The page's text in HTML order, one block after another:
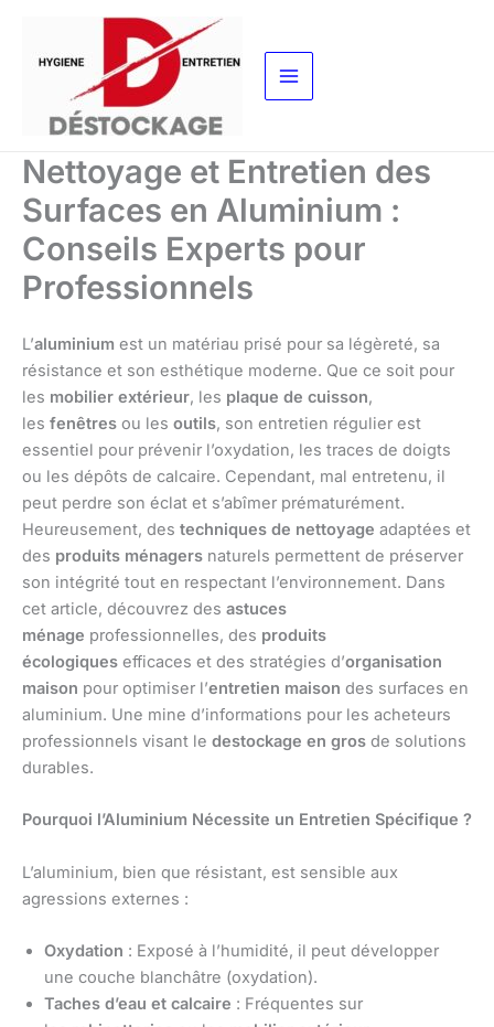
contenu
Nettoyage et Entretien des
Surfaces en Aluminium :
Conseils Experts pour
Professionnels
L’aluminium est un matériau prisé pour sa légèreté, sa
résistance et son esthétique moderne. Que ce soit pour
les mobilier extérieur, les plaque de cuisson,
les fenêtres ou les outils, son entretien régulier est
essentiel pour prévenir l’oxydation, les traces de doigts
ou les dépôts de calcaire. Cependant, mal entretenu, il
peut perdre son éclat et s’abîmer prématurément.
Heureusement, des techniques de nettoyage adaptées et
des produits ménagers naturels permettent de préserver
son intégrité tout en respectant l’environnement. Dans
cet article, découvrez des astuces
ménage professionnelles, des produits
écologiques efficaces et des stratégies d’organisation
maison pour optimiser l’entretien maison des surfaces en
aluminium. Une mine d’informations pour les acheteurs
professionnels visant le destockage en gros de solutions
durables.
Pourquoi l’Aluminium Nécessite un Entretien Spécifique ?
L’aluminium, bien que résistant, est sensible aux
agressions externes :
Oxydation : Exposé à l’humidité, il peut développer
une couche blanchâtre (oxydation).
Taches d’eau et calcaire : Fréquentes sur